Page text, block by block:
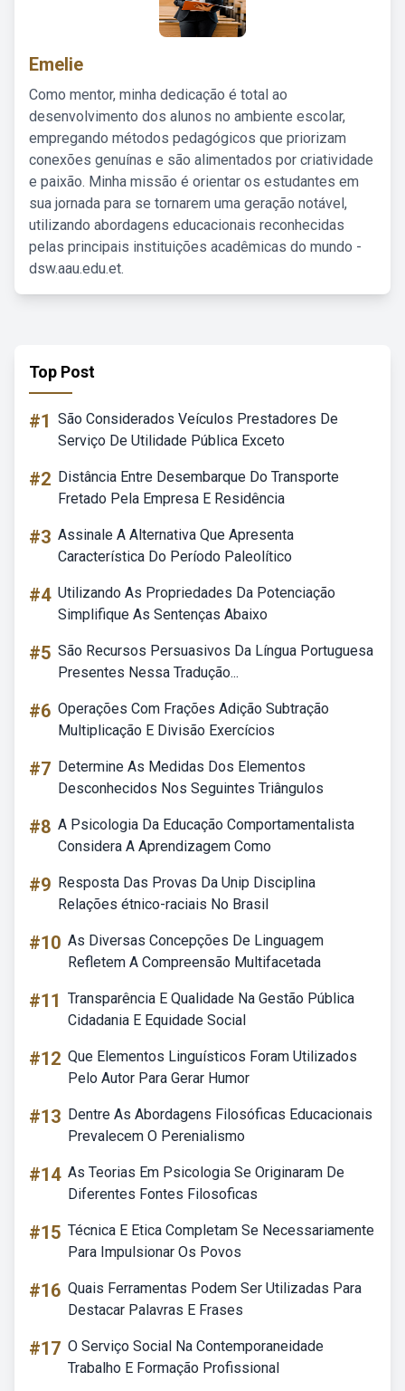
Emelie
Como mentor, minha dedicação é total ao
desenvolvimento dos alunos no ambiente escolar,
empregando métodos pedagógicos que priorizam
conexões genuínas e são alimentados por criatividade
e paixão. Minha missão é orientar os estudantes em
sua jornada para se tornarem uma geração notável,
utilizando abordagens educacionais reconhecidas
pelas principais instituições acadêmicas do mundo -
dsw.aau.edu.et.
Top Post
#1 São Considerados Veículos Prestadores De
Serviço De Utilidade Pública Exceto
#2 Distância Entre Desembarque Do Transporte
Fretado Pela Empresa E Residência
#3 Assinale A Alternativa Que Apresenta
Característica Do Período Paleolítico
#4 Utilizando As Propriedades Da Potenciação
Simplifique As Sentenças Abaixo
#5 São Recursos Persuasivos Da Língua Portuguesa
Presentes Nessa Tradução...
#6 Operações Com Frações Adição Subtração
Multiplicação E Divisão Exercícios
#7 Determine As Medidas Dos Elementos
Desconhecidos Nos Seguintes Triângulos
#8 A Psicologia Da Educação Comportamentalista
Considera A Aprendizagem Como
#9 Resposta Das Provas Da Unip Disciplina
Relações étnico-raciais No Brasil
#10 As Diversas Concepções De Linguagem
Refletem A Compreensão Multifacetada
#11 Transparência E Qualidade Na Gestão Pública
Cidadania E Equidade Social
#12 Que Elementos Linguísticos Foram Utilizados
Pelo Autor Para Gerar Humor
#13 Dentre As Abordagens Filosóficas Educacionais
Prevalecem O Perenialismo
#14 As Teorias Em Psicologia Se Originaram De
Diferentes Fontes Filosoficas
#15 Técnica E Etica Completam Se Necessariamente
Para Impulsionar Os Povos
#16 Quais Ferramentas Podem Ser Utilizadas Para
Destacar Palavras E Frases
#17 O Serviço Social Na Contemporaneidade
Trabalho E Formação Profissional